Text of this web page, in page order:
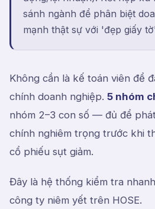
sánh ngành để phân biệt
mạnh thật sự với 'đẹp giấy
Không cần là kế toán viên để
chính doanh nghiệp. 5 nhóm
nhóm 2–3 con số — đủ để
chính nghiêm trọng trước khi
cổ phiếu sụt giảm.
Đây là hệ thống kiểm tra
công ty niêm yết trên HOSE.